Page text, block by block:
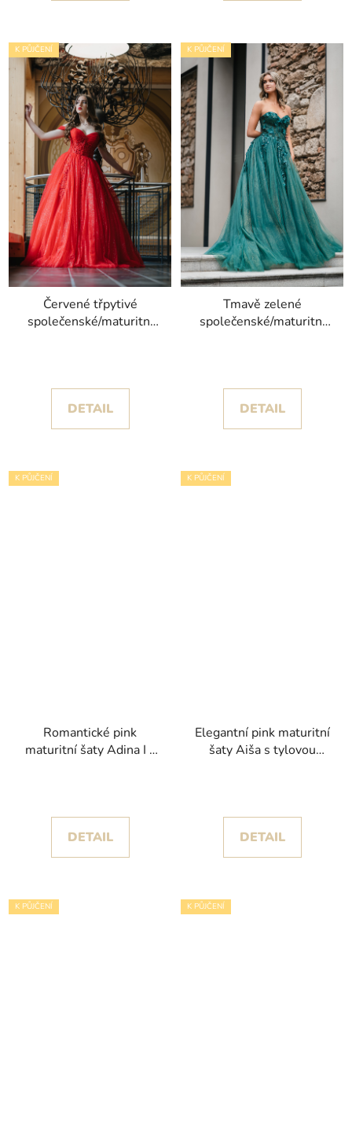
K PŮJČENÍ
Červené třpytivé
společenské/maturitní
DETAIL
K PŮJČENÍ
Tmavě zelené
společenské/maturitní
DETAIL
K PŮJČENÍ
Romantické pink
maturitní šaty Adina I s
DETAIL
K PŮJČENÍ
Elegantní pink maturitní
šaty Aiša s tylovou
DETAIL
K PŮJČENÍ K PŮJČENÍ